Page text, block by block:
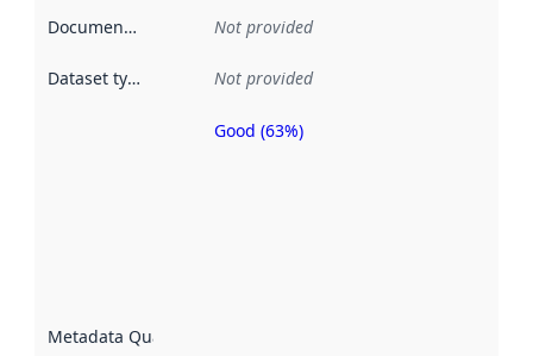
Documentation Not provided
Dataset type Not provided
Metadata Quality
Metadata
Good (63%)